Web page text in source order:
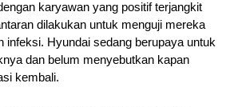
karyawan yang positif terjangkit
dilakukan untuk menguji mereka
infeksi. Hyundai sedang berupaya untuk
dan belum menyebutkan kapan
kembali.